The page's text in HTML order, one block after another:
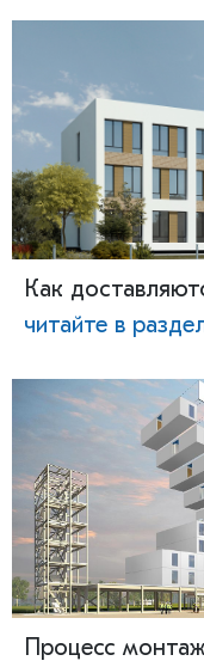
Как
читайте в
Процесс